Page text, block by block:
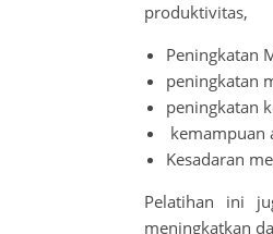
produktivitas,
Peningkatan
peningkatan
peningkatan
kemampuan
Kesadaran
Pelatihan ini
meningkatkan